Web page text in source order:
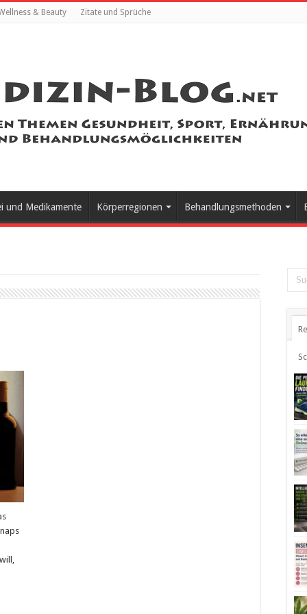
& Beauty Zitate und Sprüche
und Medikamente Körperregionen Behandlungsmethoden